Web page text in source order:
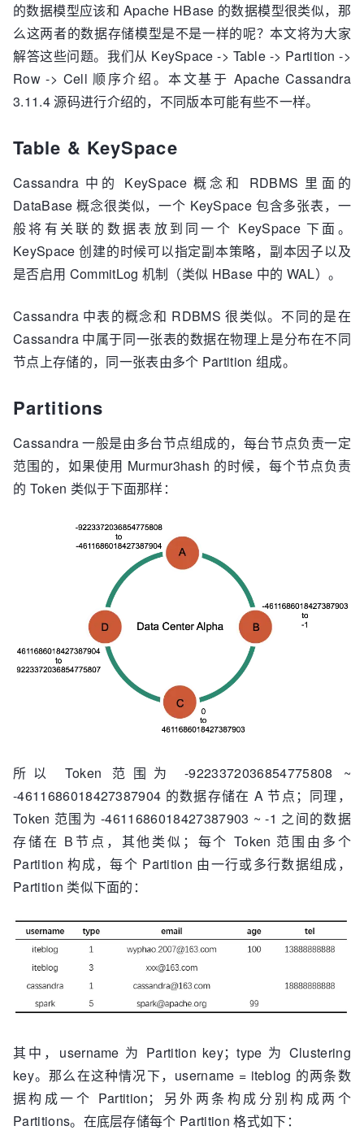
的数据模型应该和 Apache HBase 的数据模型很类似，那
么这两者的数据存储模型是不是一样的呢？本文将为大家
解答这些问题。我们从 KeySpace -> Table -> Partition ->
Row -> Cell 顺序介绍。本文基于 Apache Cassandra
3.11.4 源码进行介绍的，不同版本可能有些不一样。
Table & KeySpace
Cassandra 中的 KeySpace 概念和 RDBMS 里面的
DataBase 概念很类似，一个 KeySpace 包含多张表，一
般将有关联的数据表放到同一个 KeySpace 下面。
KeySpace 创建的时候可以指定副本策略，副本因子以及
是否启用 CommitLog 机制（类似 HBase 中的 WAL）。
Cassandra 中表的概念和 RDBMS 很类似。不同的是在
Cassandra 中属于同一张表的数据在物理上是分布在不同
节点上存储的，同一张表由多个 Partition 组成。
Partitions
Cassandra 一般是由多台节点组成的，每台节点负责一定
范围的，如果使用 Murmur3hash 的时候，每个节点负责
的 Token 类似于下面那样：
所以 Token 范围为 -9223372036854775808 ~
-4611686018427387904 的数据存储在 A 节点；同理，
Token 范围为 -4611686018427387903 ~ -1 之间的数据
存储在 B节点，其他类似；每个 Token 范围由多个
Partition 构成，每个 Partition 由一行或多行数据组成，
Partition 类似下面的：
其中，username 为 Partition key；type 为 Clustering
key。那么在这种情况下，username = iteblog 的两条数
据构成一个 Partition；另外两条构成分别构成两个
Partitions。在底层存储每个 Partition 格式如下：